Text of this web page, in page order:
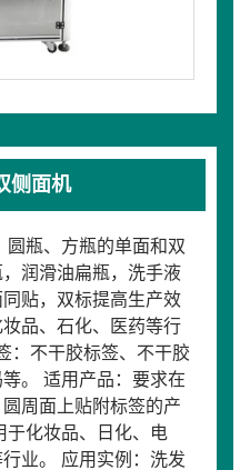
侧面机
圆瓶、方瓶的单面和双
润滑油扁瓶，洗手液
贴，双标提高生产效
品、石化、医药等行
：不干胶标签、不干胶
。 适用产品：要求在
周面上贴附标签的产
于化妆品、日化、电
业。 应用实例：洗发